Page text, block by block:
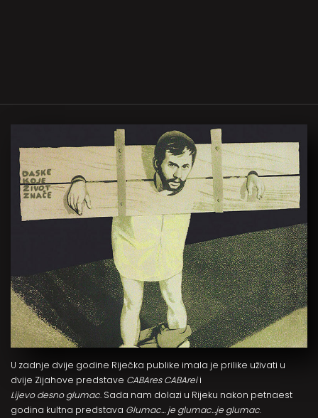
U zadnje dvije godine Riječka publike imala je prilike uživati u
dvije Zijahove predstave CABAres CABAreii
Lijevo desno glumac. Sada nam dolazi u Rijeku nakon petnaest
godina kultna predstava Glumac… je glumac…je glumac.